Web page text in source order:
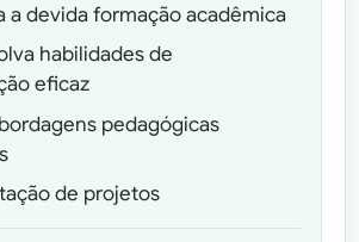
a devida formação acadêmica
habilidades de
eficaz
pedagógicas
de projetos